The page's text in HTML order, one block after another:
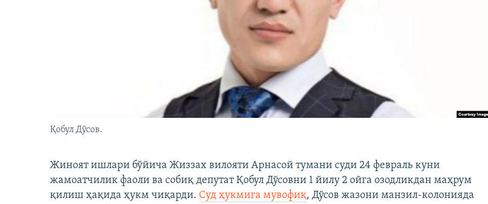
Қобул Дўсов.
Жиноят ишлари бўйича Жиззах вилояти Арнасой тумани суди 24 февраль куни
жамоатчилик фаоли ва собиқ депутат Қобул Дўсовни 1 йилу 2 ойга озодликдан маҳрум
қилиш ҳақида ҳукм чиқарди. Суд ҳукмига мувофиқ, Дўсов жазони манзил-колонияда